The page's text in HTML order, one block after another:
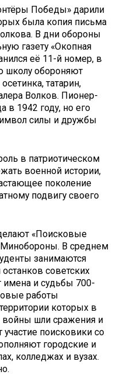
Победы» дарили
была копия письма
В дни обороны
газету «Окопная
её 11-й номер, в
школу обороняют
татарин,
Волков. Пионер-
в 1942 году, но его
силы и дружбы
в патриотическом
военной истории,
поколение
подвигу своего
«Поисковые
В среднем
занимаются
советских
имена и судьбы 700-
работы
которых в
войны шли сражения и
поисковики со
городские и
колледжах и вузах.